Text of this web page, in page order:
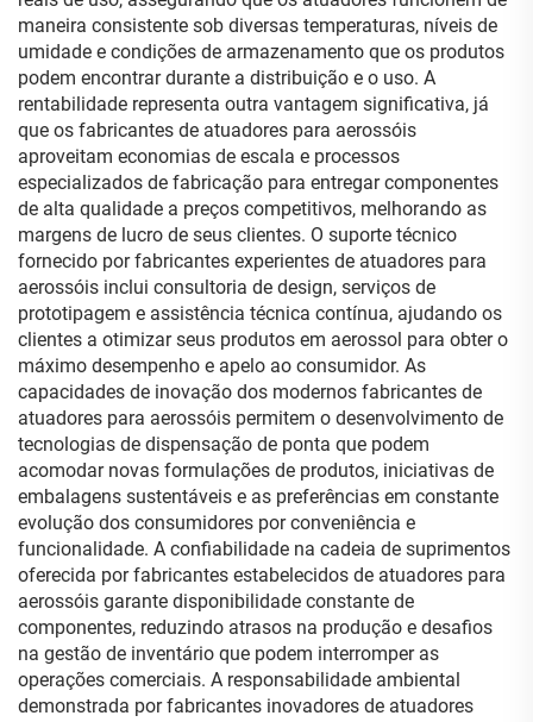
maneira consistente sob diversas temperaturas, níveis de
umidade e condições de armazenamento que os produtos
podem encontrar durante a distribuição e o uso. A
rentabilidade representa outra vantagem significativa, já
que os fabricantes de atuadores para aerossóis
aproveitam economias de escala e processos
especializados de fabricação para entregar componentes
de alta qualidade a preços competitivos, melhorando as
margens de lucro de seus clientes. O suporte técnico
fornecido por fabricantes experientes de atuadores para
aerossóis inclui consultoria de design, serviços de
prototipagem e assistência técnica contínua, ajudando os
clientes a otimizar seus produtos em aerossol para obter o
máximo desempenho e apelo ao consumidor. As
capacidades de inovação dos modernos fabricantes de
atuadores para aerossóis permitem o desenvolvimento de
tecnologias de dispensação de ponta que podem
acomodar novas formulações de produtos, iniciativas de
embalagens sustentáveis e as preferências em constante
evolução dos consumidores por conveniência e
funcionalidade. A confiabilidade na cadeia de suprimentos
oferecida por fabricantes estabelecidos de atuadores para
aerossóis garante disponibilidade constante de
componentes, reduzindo atrasos na produção e desafios
na gestão de inventário que podem interromper as
operações comerciais. A responsabilidade ambiental
demonstrada por fabricantes inovadores de atuadores